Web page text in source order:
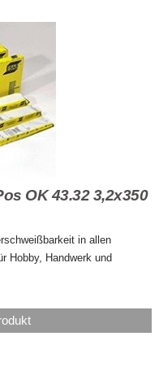
OK 43.32 3,2x350
in allen
Hobby, Handwerk und